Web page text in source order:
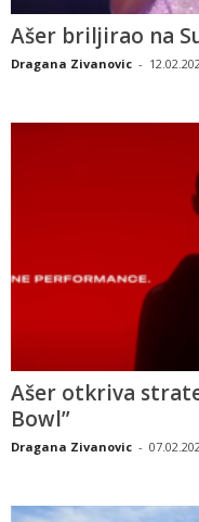
Ašer briljirao na
Dragana Zivanovic -
Ašer otkriva
Bowl”
Dragana Zivanovic -